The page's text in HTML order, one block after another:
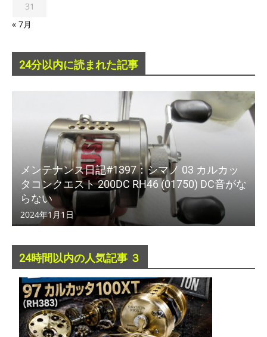
31
« 7月
24分以内に読まれた記事
メンテナンス日記#1397：シマノ 03 カルカッ
タコンクエスト 200DC RH46 (01750) DC音がな
らない
2024年1月1日
24時間以内の人気記事 ３